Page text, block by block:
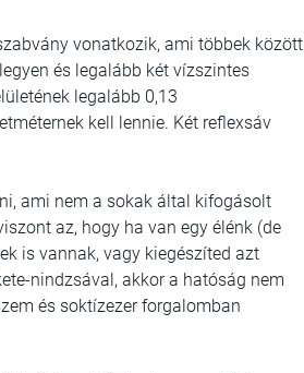
vonatkozik, ami többek között
és legalább két vízszintes
legalább 0,13
kell lennie. Két reflexsáv
ami nem a sokak által kifogásolt
az, hogy ha van egy élénk (de
is vannak, vagy kiegészíted azt
nindzsával, akkor a hatóság nem
és soktízezer forgalomban